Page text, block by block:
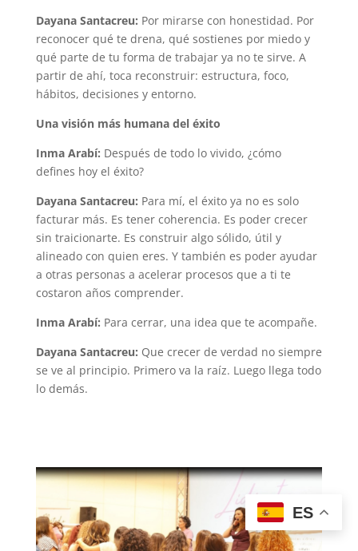
Dayana Santacreu: Por mirarse con honestidad. Por
reconocer qué te drena, qué sostienes por miedo y
qué parte de tu forma de trabajar ya no te sirve. A
partir de ahí, toca reconstruir: estructura, foco,
hábitos, decisiones y entorno.
Una visión más humana del éxito
Inma Arabí: Después de todo lo vivido, ¿cómo
defines hoy el éxito?
Dayana Santacreu: Para mí, el éxito ya no es solo
facturar más. Es tener coherencia. Es poder crecer
sin traicionarte. Es construir algo sólido, útil y
alineado con quien eres. Y también es poder ayudar
a otras personas a acelerar procesos que a ti te
costaron años comprender.
Inma Arabí: Para cerrar, una idea que te acompañe.
Dayana Santacreu: Que crecer de verdad no siempre
se ve al principio. Primero va la raíz. Luego llega todo
lo demás.
ES